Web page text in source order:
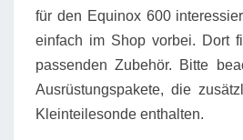
für den Equinox 600
einfach im Shop vorbei. Dort
passenden Zubehör. Bitte
Ausrüstungspakete, die
Kleinteilesonde enthalten.